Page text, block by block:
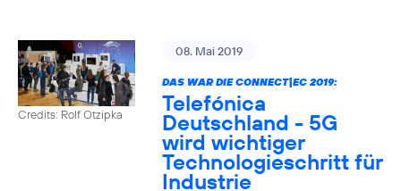
Credits: Rolf Otzipka
08. Mai 2019
DAS WAR DIE CONNECT|EC 2019:
Telefónica
Deutschland - 5G
wird wichtiger
Technologieschritt für
Industrie